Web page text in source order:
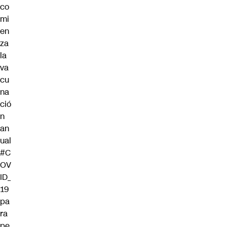
co
mi
en
za
la
va
cu
na
ció
n
an
ual
#C
OV
ID_
19
pa
ra